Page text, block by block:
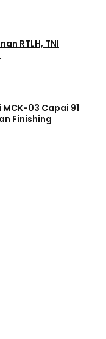
RTLH, TNI
03 Capai 91
Finishing